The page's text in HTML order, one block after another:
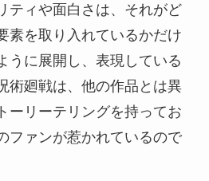
ティや面白さは、それがど
素を取り入れているかだけ
うに展開し、表現している
術廻戦は、他の作品とは異
ーリーテリングを持ってお
ファンが惹かれているので